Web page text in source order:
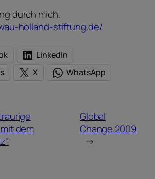
durch mich.
holland-stiftung.de/
LinkedIn
X WhatsApp
dem
Global
Change 2009
→